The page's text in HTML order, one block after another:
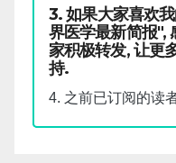
3. 如果大家喜欢
界医学最新简报",
家积极转发, 让更
持.
4. 之前已订阅的读